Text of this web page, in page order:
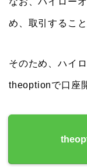
め、取引するこ
そのため、ハイ
theoptionで口座